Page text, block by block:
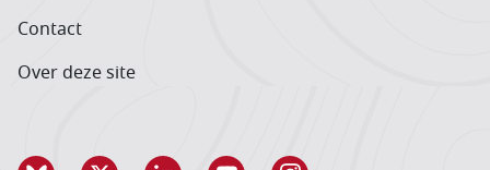
Contact
Over deze site